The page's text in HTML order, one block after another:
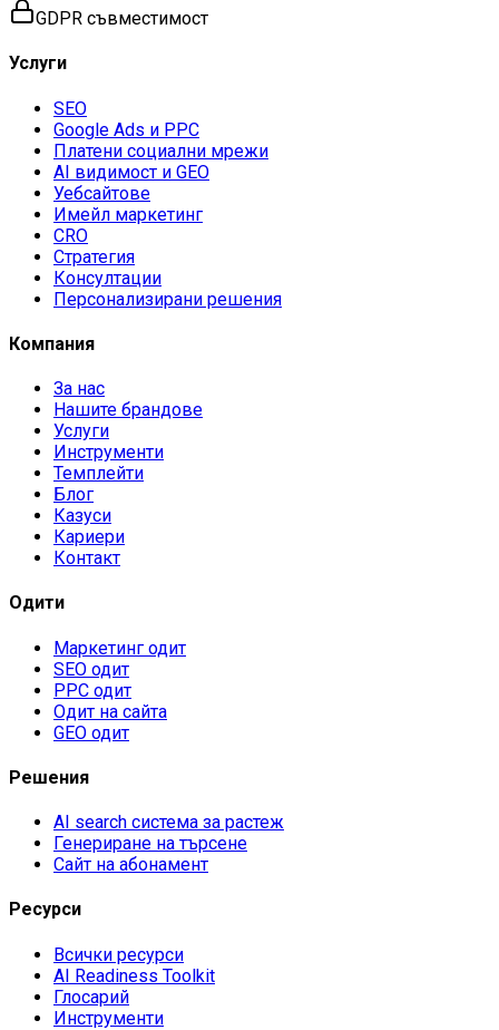
GDPR съвместимост
Услуги
SEO
Google Ads и PPC
Платени социални мрежи
AI видимост и GEO
Уебсайтове
Имейл маркетинг
CRO
Стратегия
Консултации
Персонализирани решения
Компания
За нас
Нашите брандове
Услуги
Инструменти
Темплейти
Блог
Казуси
Кариери
Контакт
Одити
Маркетинг одит
SEO одит
PPC одит
Одит на сайта
GEO одит
Решения
AI search система за растеж
Генериране на търсене
Сайт на абонамент
Ресурси
Всички ресурси
AI Readiness Toolkit
Глосарий
Инструменти